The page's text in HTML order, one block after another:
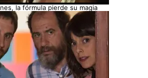
la fórmula pierde su magia